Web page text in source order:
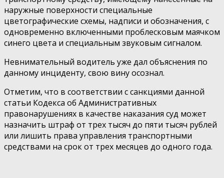
наружные поверхности специальные
цветографические схемы, надписи и обозначения, с
одновременно включенными проблесковым маячком
синего цвета и специальным звуковым сигналом.
Невнимательный водитель уже дал объяснения по
данному инциденту, свою вину осознал.
Отметим, что в соответствии с санкциями данной
статьи Кодекса об Административных
правонарушениях в качестве наказания суд может
назначить штраф от трех тысяч до пяти тысяч рублей
или лишить права управления транспортными
средствами на срок от трех месяцев до одного года.